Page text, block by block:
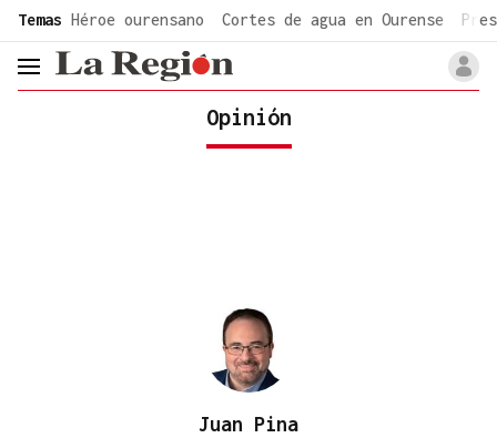
common.go-to-content
Temas Héroe ourensano Cortes de agua en Ourense
header.menu.open
Opinión
Juan Pina